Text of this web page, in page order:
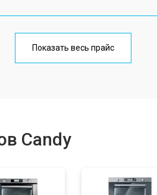
от 60 мин
Показать весь прайс
Candy